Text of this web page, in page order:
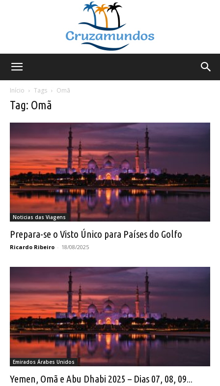
Início
Tags Omã
Tag: Omã
Noticias das Viagens
Prepara-se o Visto Único para Países do Golfo
Ricardo Ribeiro - 18/08/2025
Emirados Árabes Unidos
Yemen, Omã e Abu Dhabi 2025 – Dias 07, 08, 09...